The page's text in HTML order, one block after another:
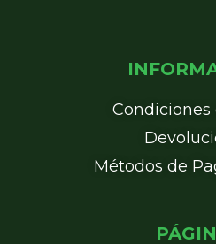
Condiciones
Métodos de